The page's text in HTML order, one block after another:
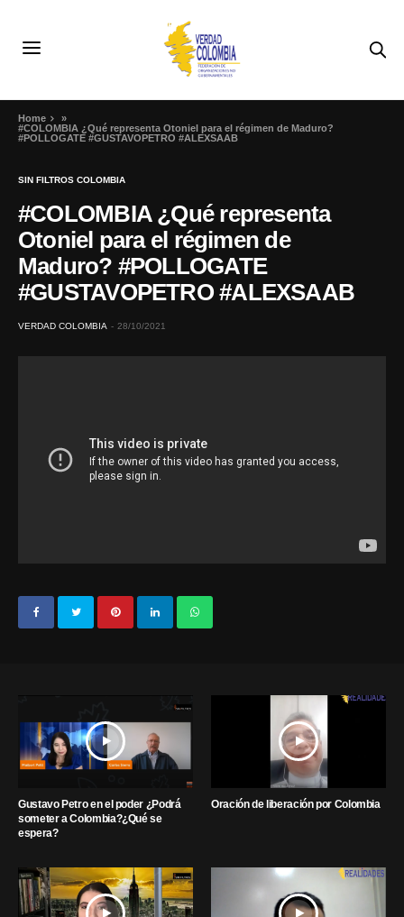
Home
»
#COLOMBIA ¿Qué representa Otoniel para el régimen de Maduro?
#POLLOGATE #GUSTAVOPETRO #ALEXSAAB
SIN FILTROS COLOMBIA
#COLOMBIA ¿Qué representa
Otoniel para el régimen de
Maduro? #POLLOGATE
#GUSTAVOPETRO #ALEXSAAB
VERDAD COLOMBIA 28/10/2021
Gustavo Petro en el poder ¿Podrá
someter a Colombia?¿Qué se
espera?
Oración de liberación por Colombia